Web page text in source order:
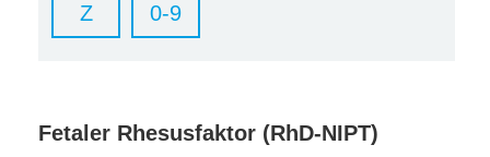
Z 0-9
Fetaler Rhesusfaktor (RhD-NIPT)